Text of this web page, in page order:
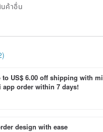
นค้าอื่น
to US$ 6.00 off shipping with
order within 7 days!
design with ease